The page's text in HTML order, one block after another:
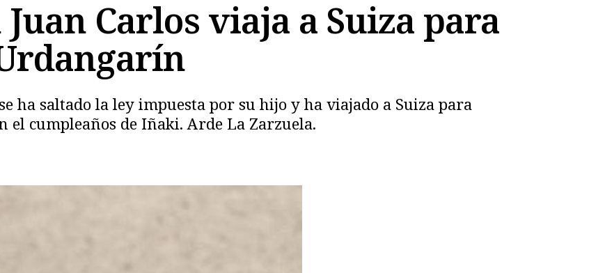
Carlos viaja a Suiza para
ha saltado la ley impuesta por su hijo y ha viajado a Suiza para
el cumpleaños de Iñaki. Arde La Zarzuela.
Copiar